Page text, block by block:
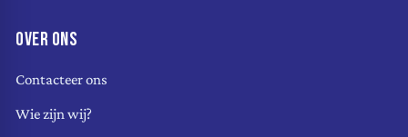
OVER ONS
Contacteer ons
Wie zijn wij?